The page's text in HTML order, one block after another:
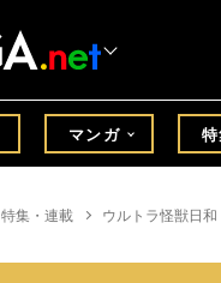
マンガ
特集・連載 ウルトラ怪獣日和